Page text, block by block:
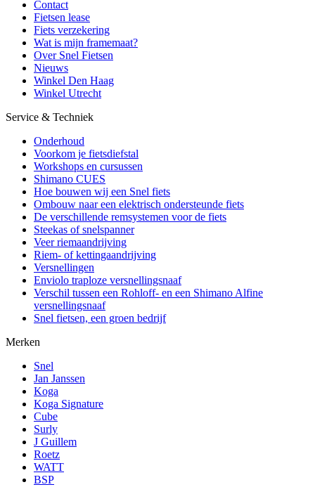
Contact
Fietsen lease
Fiets verzekering
Wat is mijn framemaat?
Over Snel Fietsen
Nieuws
Winkel Den Haag
Winkel Utrecht
Service & Techniek
Onderhoud
Voorkom je fietsdiefstal
Workshops en cursussen
Shimano CUES
Hoe bouwen wij een Snel fiets
Ombouw naar een elektrisch ondersteunde fiets
De verschillende remsystemen voor de fiets
Steekas of snelspanner
Veer riemaandrijving
Riem- of kettingaandrijving
Versnellingen
Enviolo traploze versnellingsnaaf
Verschil tussen een Rohloff- en een Shimano Alfine
versnellingsnaaf
Snel fietsen, een groen bedrijf
Merken
Snel
Jan Janssen
Koga
Koga Signature
Cube
Surly
J Guillem
Roetz
WATT
BSP